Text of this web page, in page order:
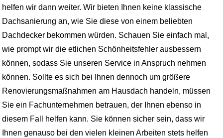
helfen wir dann weiter. Wir bieten Ihnen keine klassische
Dachsanierung an, wie Sie diese von einem beliebten
Dachdecker bekommen würden. Schauen Sie einfach mal,
wie prompt wir die etlichen Schönheitsfehler ausbessern
können, sodass Sie unseren Service in Anspruch nehmen
können. Sollte es sich bei Ihnen dennoch um größere
Renovierungsmaßnahmen am Hausdach handeln, müssen
Sie ein Fachunternehmen betrauen, der Ihnen ebenso in
diesem Fall helfen kann. Sie können sicher sein, dass wir
Ihnen genauso bei den vielen kleinen Arbeiten stets helfen